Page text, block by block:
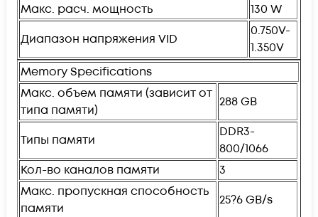
Макс. расч. мощность
130 W
Диапазон напряжения VID
0.750V-
1.350V
Memory Specifications
Макс. объем памяти (зависит от
типа памяти)
288 GB
Типы памяти
DDR3-
800/1066
Кол-во каналов памяти
3
Макс. пропускная способность
памяти
25?6 GB/s